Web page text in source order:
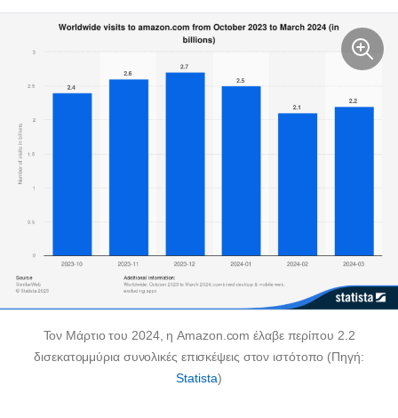
Τον Μάρτιο του 2024, η Amazon.com έλαβε περίπου 2.2
δισεκατομμύρια συνολικές επισκέψεις στον ιστότοπο (Πηγή:
Statista)